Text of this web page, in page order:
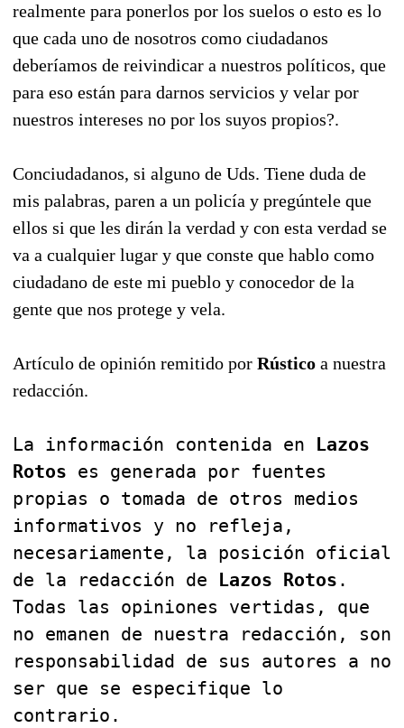
realmente para ponerlos por los suelos o esto es lo
que cada uno de nosotros como ciudadanos
deberíamos de reivindicar a nuestros políticos, que
para eso están para darnos servicios y velar por
nuestros intereses no por los suyos propios?.
Conciudadanos, si alguno de Uds. Tiene duda de
mis palabras, paren a un policía y pregúntele que
ellos si que les dirán la verdad y con esta verdad se
va a cualquier lugar y que conste que hablo como
ciudadano de este mi pueblo y conocedor de la
gente que nos protege y vela.
Artículo de opinión remitido por Rústico a nuestra
redacción.
La información contenida en Lazos
Rotos es generada por fuentes
propias o tomada de otros medios
informativos y no refleja,
necesariamente, la posición oficial
de la redacción de Lazos Rotos .
Todas las opiniones vertidas, que
no emanen de nuestra redacción, son
responsabilidad de sus autores a no
ser que se especifique lo
contrario.